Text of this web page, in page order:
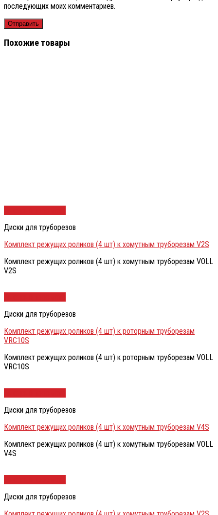
последующих моих комментариев.
Похожие товары
Диски для труборезов
Комплект режущих роликов (4 шт) к хомутным труборезам V2S
Комплект режущих роликов (4 шт) к хомутным труборезам VOLL
V2S
Диски для труборезов
Комплект режущих роликов (4 шт) к роторным труборезам
VRC10S
Комплект режущих роликов (4 шт) к роторным труборезам VOLL
VRC10S
Диски для труборезов
Комплект режущих роликов (4 шт) к хомутным труборезам V4S
Комплект режущих роликов (4 шт) к хомутным труборезам VOLL
V4S
Диски для труборезов